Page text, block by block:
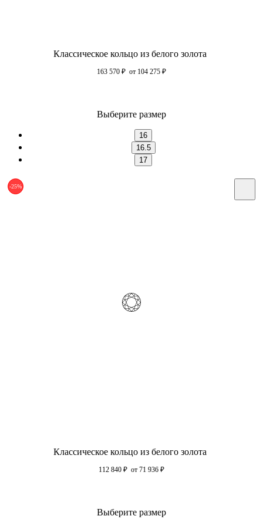
Классическое кольцо из белого золота
163 570 ₽ от 104 275 ₽
Выберите размер
16
16.5
17
-25%
Классическое кольцо из белого золота
112 840 ₽ от 71 936 ₽
Выберите размер